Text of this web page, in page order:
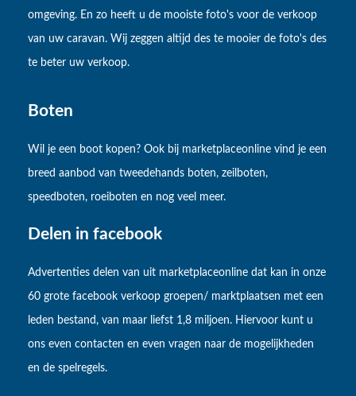
omgeving. En zo heeft u de mooiste foto's voor de verkoop
van uw caravan. Wij zeggen altijd des te mooier de foto's des
te beter uw verkoop.
Boten
Wil je een boot kopen? Ook bij marketplaceonline vind je een
breed aanbod van tweedehands boten, zeilboten,
speedboten, roeiboten en nog veel meer.
Delen in facebook
Advertenties delen van uit marketplaceonline dat kan in onze
60 grote facebook verkoop groepen/ marktplaatsen met een
leden bestand, van maar liefst 1,8 miljoen. Hiervoor kunt u
ons even contacten en even vragen naar de mogelijkheden
en de spelregels.